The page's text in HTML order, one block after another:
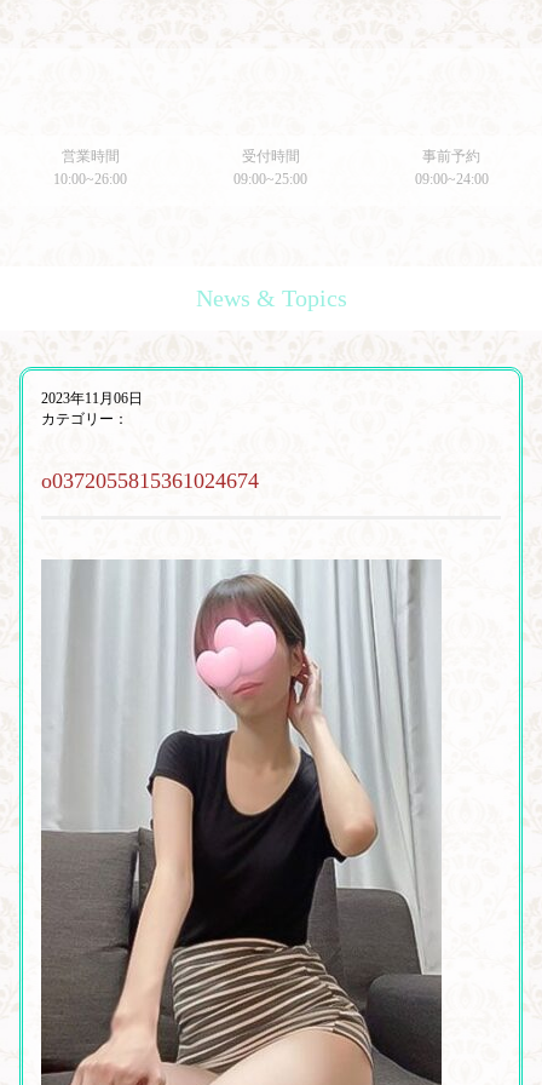
営業時間
10:00~26:00
受付時間
09:00~25:00
事前予約
09:00~24:00
News & Topics
2023年11月06日
カテゴリー：
o0372055815361024674